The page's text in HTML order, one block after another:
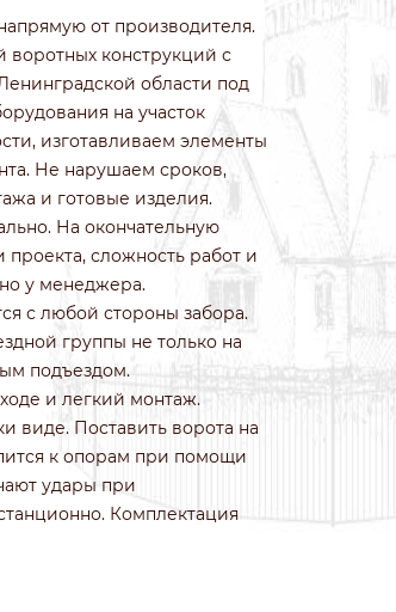
КАМНЯ
КАМНЯ
ГИТТЕР
от производителя.
воротных конструкций с
области под
на участок
изготавливаем элементы
Не нарушаем сроков,
и готовые изделия.
На окончательную
сложность работ и
у менеджера.
с любой стороны забора.
группы не только на
подъездом.
и легкий монтаж.
виде. Поставить ворота на
к опорам при помощи
удары при
Комплектация